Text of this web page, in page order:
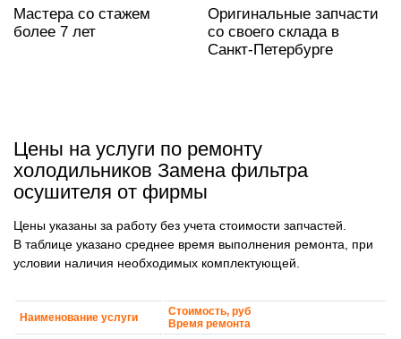
Мастера со стажем
более 7 лет
Оригинальные запчасти
со своего склада в
Санкт-Петербурге
Цены на услуги по ремонту
холодильников Замена фильтра
осушителя от фирмы
Цены указаны за работу без учета стоимости запчастей.
В таблице указано среднее время выполнения ремонта, при
условии наличия необходимых комплектующей.
Наименование услуги
Стоимость, руб
Время ремонта